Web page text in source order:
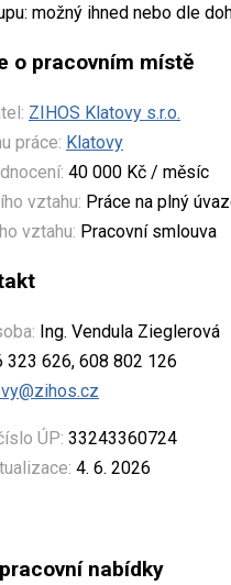
možný ihned nebo dle
o pracovním místě
ZIHOS Klatovy s.r.o.
práce: Klatovy
40 000 Kč / měsíc
vztahu: Práce na plný
vztahu: Pracovní smlouva
Ing. Vendula Zieglerová
323 626, 608 802 126
ÚP: 33243360724
4. 6. 2026
nabídky